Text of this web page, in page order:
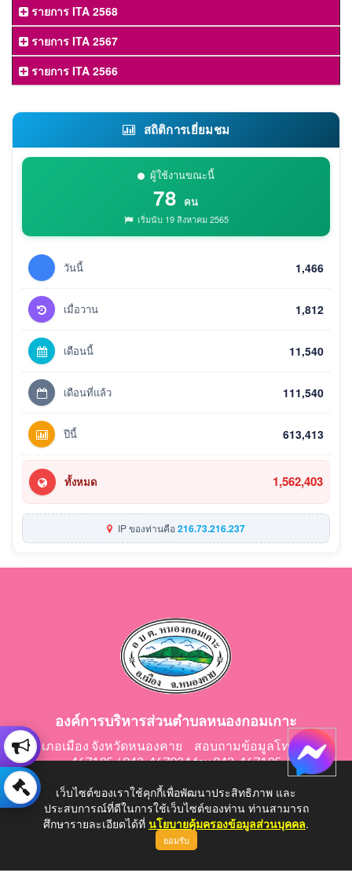
รายการ ITA 2568
รายการ ITA 2567
รายการ ITA 2566
สถิติการเยี่ยมชม
ผู้ใช้งานขณะนี้
78 คน
เริ่มนับ 19 สิงหาคม 2565
วันนี้ 1,466
เมื่อวาน 1,812
เดือนนี้ 11,540
เดือนที่แล้ว 111,540
ปีนี้ 613,413
ทั้งหมด 1,562,403
IP ของท่านคือ216.73.216.237
องค์การบริหารส่วนตำบลหนองกอมเกาะ
อำเภอเมือง จังหวัดหนองคาย สอบถามข้อมูลโทร 042-
467195 / 042-467024 fax 042-467195
E-Mail: saraban@nongkomkor.go.th
เว็บไซต์ของเราใช้คุกกี้เพื่อพัฒนาประสิทธิภาพ และ
ประสบการณ์ที่ดีในการใช้เว็บไซต์ของท่าน ท่านสามารถ
ศึกษารายละเอียดได้ที่ นโยบายคุ้มครองข้อมูลส่วนบุคคล.
ยอมรับ